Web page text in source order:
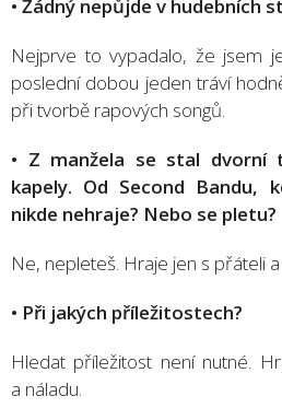
• Žádný nepůjde v hudebních
Nejprve to vypadalo, že jsem
poslední dobou jeden tráví
při tvorbě rapových songů.
• Z manžela se stal dvorní
kapely. Od Second Bandu,
nikde nehraje? Nebo se pletu?
Ne, nepleteš. Hraje jen s přáteli
• Při jakých příležitostech?
Hledat příležitost není nutné.
a náladu.